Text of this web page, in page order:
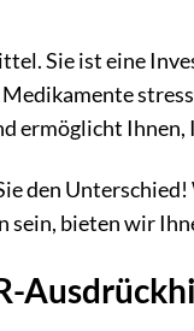
Sie ist eine
ermöglicht
den
bieten wir